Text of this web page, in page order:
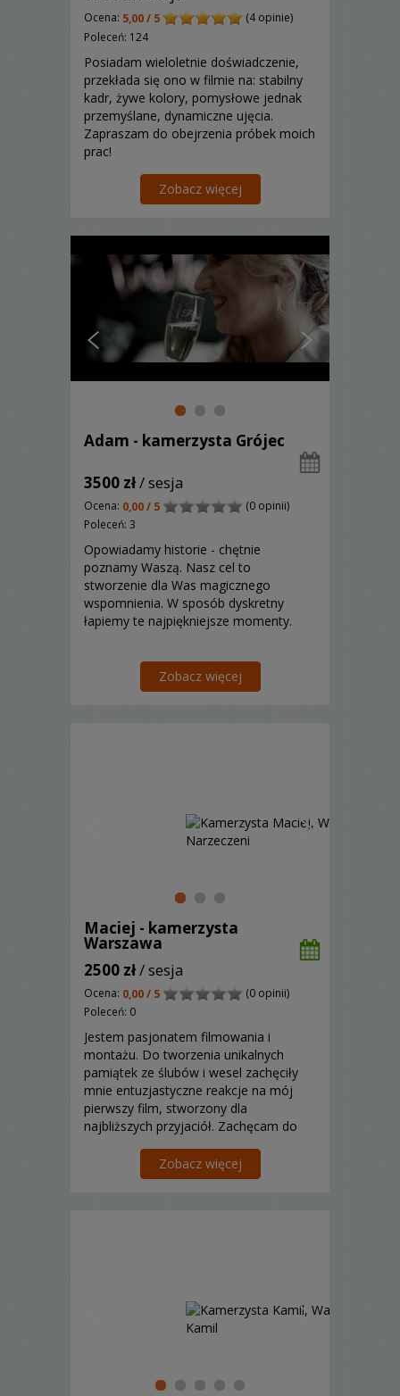
Ocena: 5,00 / 5
(4 opinie)
Poleceń: 124
Posiadam wieloletnie doświadczenie,
przekłada się ono w filmie na: stabilny
kadr, żywe kolory, pomysłowe jednak
przemyślane, dynamiczne ujęcia.
Zapraszam do obejrzenia próbek moich
prac!
Zobacz więcej
Adam - kamerzysta Grójec
3500 zł/ sesja
Ocena: 0,00 / 5
(0 opinii)
Poleceń: 3
Opowiadamy historie - chętnie
poznamy Waszą. Nasz cel to
stworzenie dla Was magicznego
wspomnienia. W sposób dyskretny
łapiemy te najpiękniejsze momenty.
Zobacz więcej
Maciej - kamerzysta
Warszawa
2500 zł/ sesja
Ocena: 0,00 / 5
(0 opinii)
Poleceń: 0
Jestem pasjonatem filmowania i
montażu. Do tworzenia unikalnych
pamiątek ze ślubów i wesel zachęciły
mnie entuzjastyczne reakcje na mój
pierwszy film, stworzony dla
najbliższych przyjaciół. Zachęcam do
Zobacz więcej